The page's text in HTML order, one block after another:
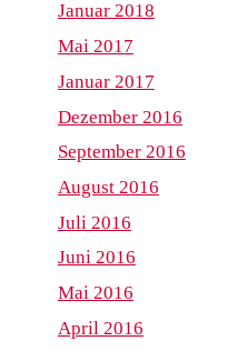
Januar 2018
Mai 2017
Januar 2017
Dezember 2016
September 2016
August 2016
Juli 2016
Juni 2016
Mai 2016
April 2016